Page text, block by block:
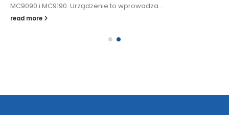
MC9090 i MC9190. Urządzenie to wprowadza...
read more